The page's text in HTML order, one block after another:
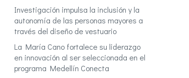
Investigación impulsa la inclusión y la
autonomía de las personas mayores a
través del diseño de vestuario
La María Cano fortalece su liderazgo
en innovación al ser seleccionada en el
programa Medellín Conecta